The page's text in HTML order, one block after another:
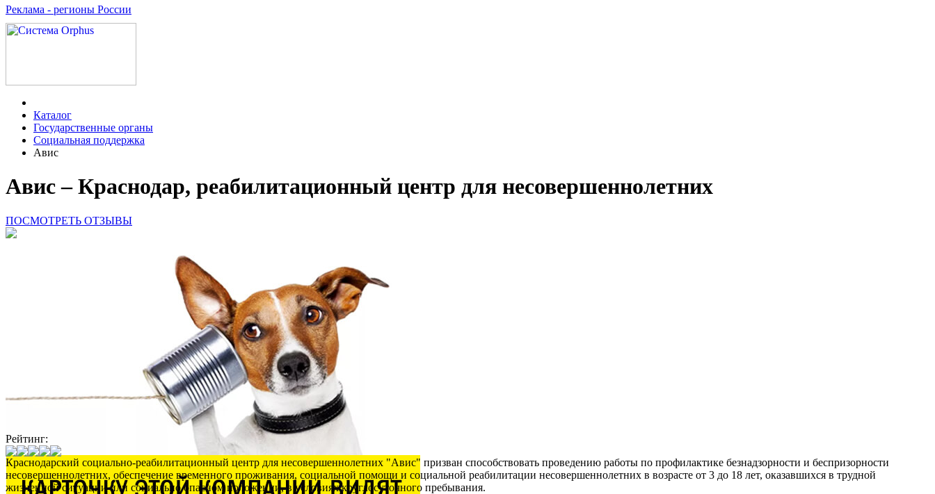
Реклама - регионы России
Каталог
Государственные органы
Социальная поддержка
Авис
Авис – Краснодар, реабилитационный центр для несовершеннолетних
ПОСМОТРЕТЬ ОТЗЫВЫ
Рейтинг:
Краснодарский социально-реабилитационный центр для несовершеннолетних "Авис" призван способствовать проведению работы по профилактике безнадзорности и беспризорности
несовершеннолетних, обеспечение временного проживания, социальной помощи и социальной реабилитации несовершеннолетних в возрасте от 3 до 18 лет, оказавшихся в трудной
жизненной ситуации или социально опасном положении, в условиях круглосуточного пребывания.